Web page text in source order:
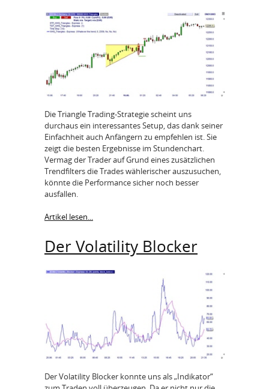
Die Triangle Trading-Strategie scheint uns
durchaus ein interessantes Setup, das dank seiner
Einfachheit auch Anfängern zu empfehlen ist. Sie
zeigt die besten Ergebnisse im Stundenchart.
Vermag der Trader auf Grund eines zusätzlichen
Trendfilters die Trades wählerischer auszusuchen,
könnte die Performance sicher noch besser
ausfallen.
Artikel lesen...
Der Volatility Blocker
Der Volatility Blocker konnte uns als „Indikator“